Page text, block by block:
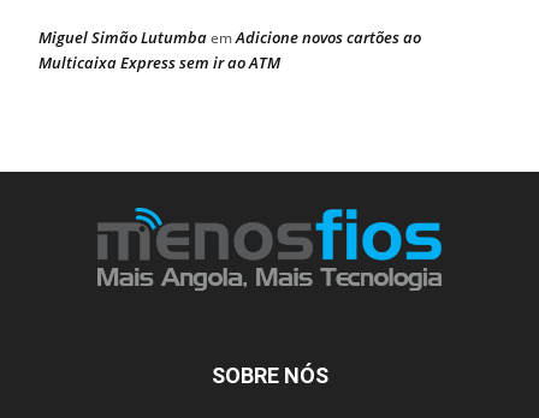
Miguel Simão LutumbaemAdicione novos cartões ao
Multicaixa Express sem ir ao ATM
SOBRE NÓS